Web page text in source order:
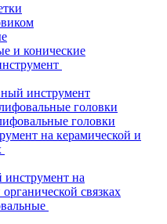
и конические
инструмент
головки
головки
на керамической и
на
связках